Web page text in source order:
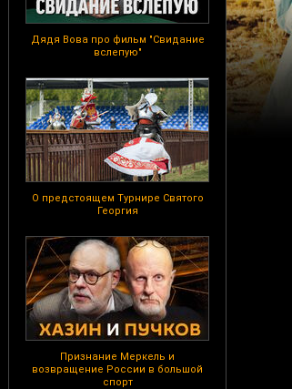
Дядя Вова про фильм "Свидание
вслепую"
О предстоящем Турнире Святого
Георгия
Признание Меркель и
возвращение России в большой
спорт